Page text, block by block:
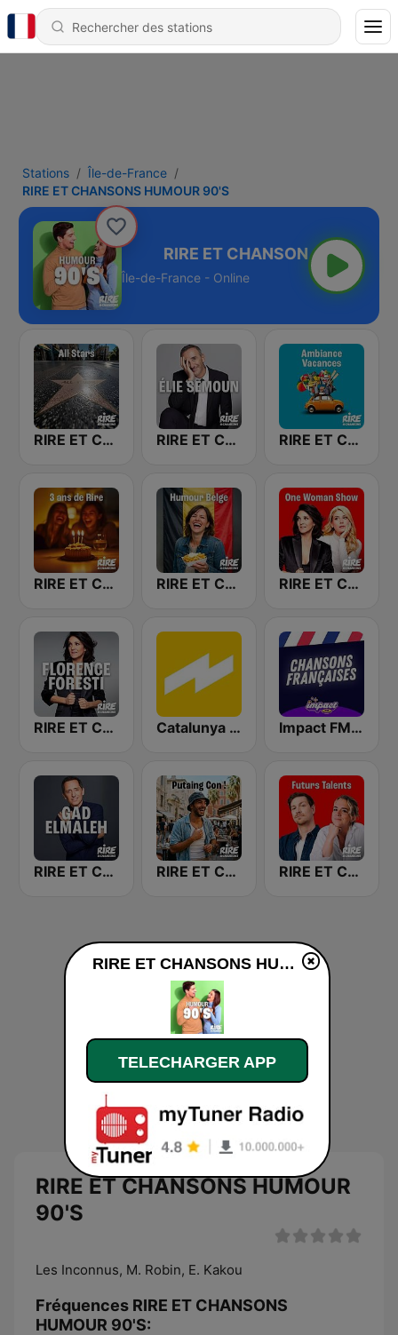
Stations
Île-de-France
RIRE ET CHANSONS HUMOUR 90'S
90'S
Île-de-France - Online
RIRE ET CHANSONS ALL STARS RIRE ET CHANSONS ELIE SEMOUN RIRE ET CHANSONS AMBIANCE VACANCES
RIRE ET CHANSONS 3 ANS DE RIRE RIRE ET CHANSONS HUMOUR BELGE RIRE ET CHANSONS ONE WOMAN SHOW
RIRE ET CHANSONS FLORENCE FORESTI Catalunya Ràdio Impact FM - Chanson Française
RIRE ET CHANSONS GAD ELMALEH RIRE ET CHANSONS PUTAING CON RIRE ET CHANSONS FUTURS TALENTS
RIRE ET CHANSONS HUMOUR
90'S
Les Inconnus, M. Robin, E. Kakou
Fréquences RIRE ET CHANSONS
HUMOUR 90'S:
RIRE ET CHANSONS HUMOUR 90'S en ligne
TELECHARGER APP